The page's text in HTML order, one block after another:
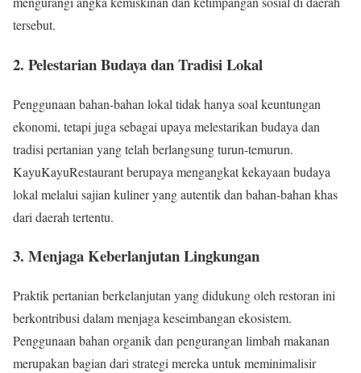
tersebut.
2. Pelestarian Budaya dan Tradisi Lokal
Penggunaan bahan-bahan lokal tidak hanya soal keuntungan
ekonomi, tetapi juga sebagai upaya melestarikan budaya dan
tradisi pertanian yang telah berlangsung turun-temurun.
KayuKayuRestaurant berupaya mengangkat kekayaan budaya
lokal melalui sajian kuliner yang autentik dan bahan-bahan khas
dari daerah tertentu.
3. Menjaga Keberlanjutan Lingkungan
Praktik pertanian berkelanjutan yang didukung oleh restoran ini
berkontribusi dalam menjaga keseimbangan ekosistem.
Penggunaan bahan organik dan pengurangan limbah makanan
merupakan bagian dari strategi mereka untuk meminimalisir